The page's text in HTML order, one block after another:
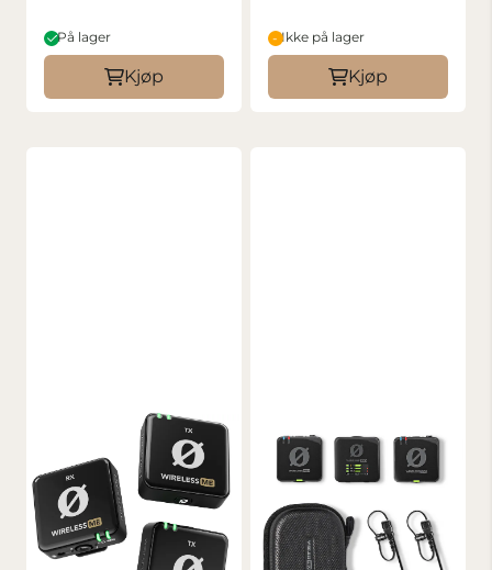
På lager
Kjøp
Ikke på lager
Kjøp